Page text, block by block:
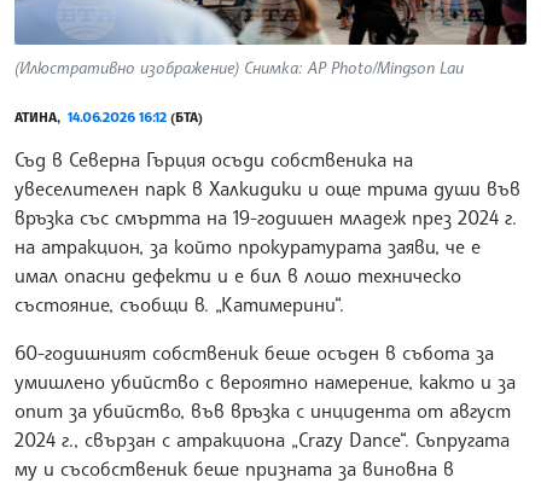
(Илюстративно изображение) Снимка: AP Photo/Mingson Lau
АТИНА, 14.06.2026 16:12 (БТА)
Съд в Северна Гърция осъди собственика на
увеселителен парк в Халкидики и още трима души във
връзка със смъртта на 19-годишен младеж през 2024 г.
на атракцион, за който прокуратурата заяви, че е
имал опасни дефекти и е бил в лошо техническо
състояние, съобщи в. „Катимерини“.
60-годишният собственик беше осъден в събота за
умишлено убийство с вероятно намерение, както и за
опит за убийство, във връзка с инцидента от август
2024 г., свързан с атракциона „Crazy Dance“. Съпругата
му и съсобственик беше призната за виновна в